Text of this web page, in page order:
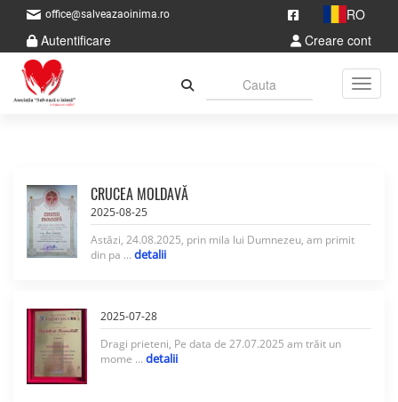
office@salveazaoinima.ro
RO
Autentificare
Creare cont
CRUCEA MOLDAVĂ
2025-08-25
Astăzi, 24.08.2025, prin mila lui Dumnezeu, am primit
din pa ...detalii
2025-07-28
Dragi prieteni, Pe data de 27.07.2025 am trăit un
mome ... detalii